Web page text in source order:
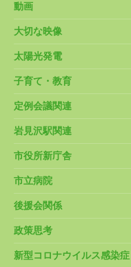
動画
大切な映像
太陽光発電
子育て・教育
定例会議関連
岩見沢駅関連
市役所新庁舎
市立病院
後援会関係
政策思考
新型コロナウイルス感染症